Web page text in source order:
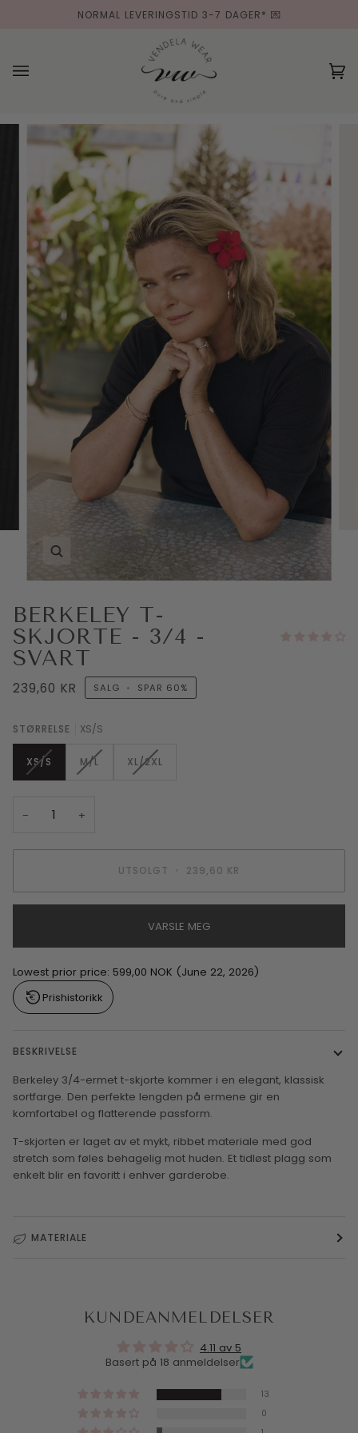
NORMAL LEVERINGSTID 3-7 DAGER* 💌
BERKELEY T-
SKJORTE - 3/4 -
SVART
239,60 KR SALG • SPAR 60%
STØRRELSE XS/S
XS/S M/L XL/2XL
− +
UTSOLGT 239,60 KR
VARSLE MEG
Lowest prior price: 599,00 NOK (June 22, 2026)
Prishistorikk
BESKRIVELSE
Berkeley 3/4-ermet t-skjorte kommer i en elegant, klassisk
sortfarge. Den perfekte lengden på ermene gir en
komfortabel og flatterende passform.
T-skjorten er laget av et mykt, ribbet materiale med god
stretch som føles behagelig mot huden. Et tidløst plagg som
enkelt blir en favoritt i enhver garderobe.
MATERIALE
KUNDEANMELDELSER
4.11 av 5
Basert på 18 anmeldelser
13
0